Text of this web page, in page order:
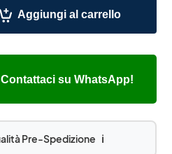
Aggiungi al carrello
su WhatsApp!
Pre-Spedizione ℹ️